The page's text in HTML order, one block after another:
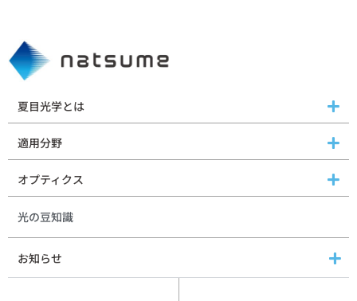
夏目光学とは
適用分野
オプティクス
光の豆知識
お知らせ